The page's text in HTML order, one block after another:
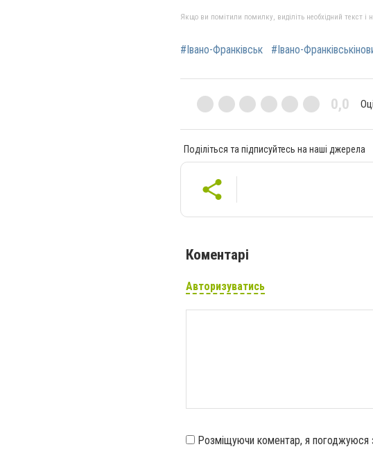
Якщо ви помітили помилку, виділіть необхідний текст
#Івано-Франківськ #Івано-
0,0
Поділіться та підписуйтесь на наші джерела
Коментарі
Авторизуватись
Розміщуючи коментар, я погоджуюся